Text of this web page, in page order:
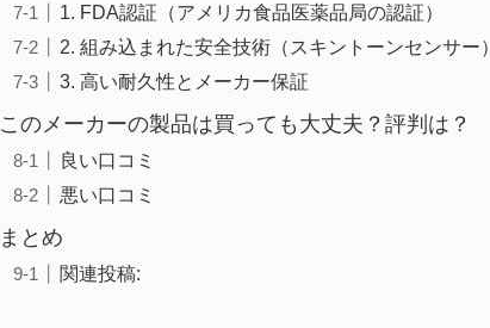
1. FDA認証（アメリカ食品医薬品局の認証）
2. 組み込まれた安全技術（スキントーンセンサー）
3. 高い耐久性とメーカー保証
このメーカーの製品は買っても大丈夫？評判は？
良い口コミ
悪い口コミ
まとめ
関連投稿: